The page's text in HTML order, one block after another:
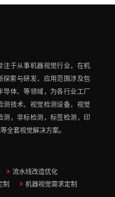
注于从事机器视觉行业，在机
索与研发​，应用范围涉及包
导体、等领域，为各行业工厂
技术、视觉检测设备，视觉
测，非标检测，标签检测，印
全套视觉解决方案​。
流水线改造优化
制 机器视觉需求定制